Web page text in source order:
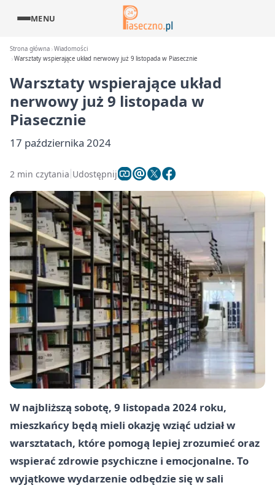
MENU
Strona główna Wiadomości
Warsztaty wspierające układ nerwowy już 9 listopada w Piasecznie
Warsztaty wspierające układ
nerwowy już 9 listopada w
Piasecznie
17 października 2024
2 min czytania Udostępnij
W najbliższą sobotę, 9 listopada 2024 roku,
mieszkańcy będą mieli okazję wziąć udział w
warsztatach, które pomogą lepiej zrozumieć oraz
wspierać zdrowie psychiczne i emocjonalne. To
wyjątkowe wydarzenie odbędzie się w sali